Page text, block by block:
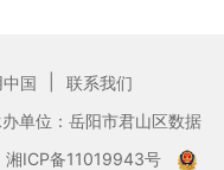
国
联系我们
办单位：岳阳市君山区数据
湘ICP备11019943号